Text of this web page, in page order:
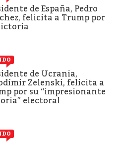
de España, Pedro
felicita a Trump por
de Ucrania,
Zelenski, felicita a
por su “impresionante
electoral